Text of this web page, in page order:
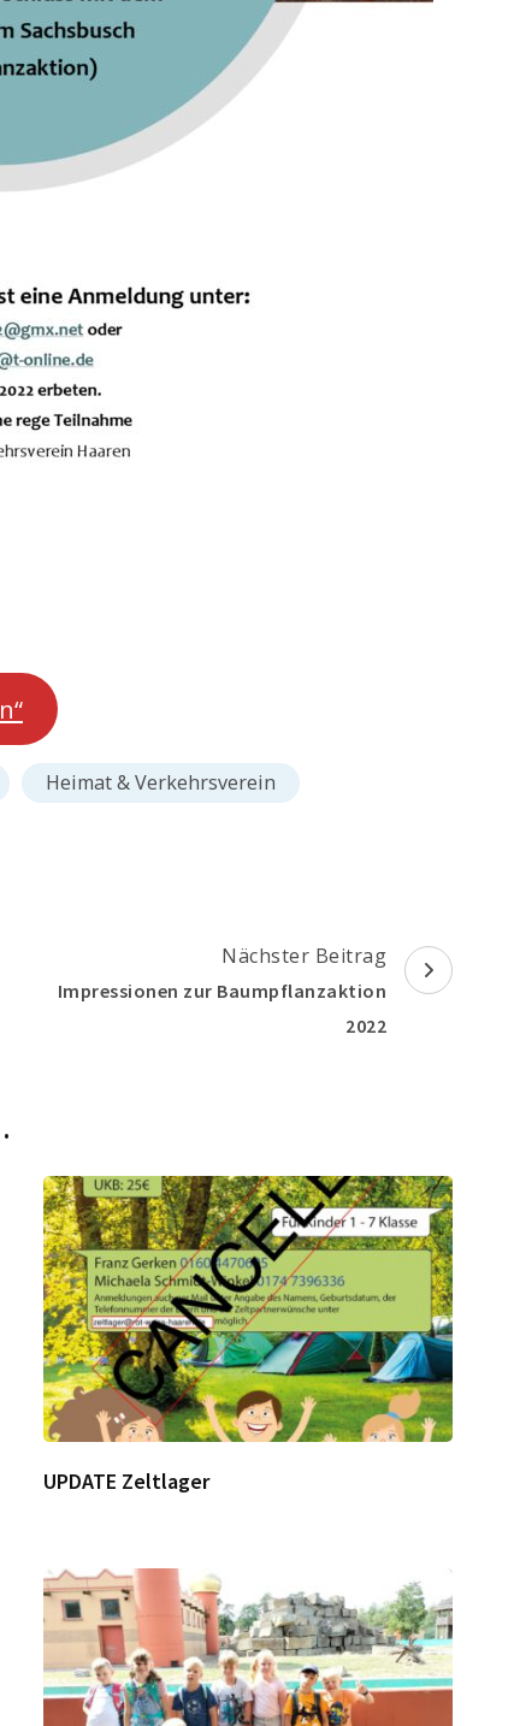
Heimat & Verkehrsverein
Nächster Beitrag
Impressionen zur Baumpflanzaktion
2022
UPDATE Zeltlager